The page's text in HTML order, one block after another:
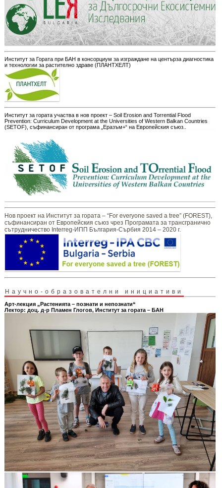
Институт за Гората при БАН в консорциум за изграждане на центърза диагностика
и технологии за растително здраве (ПЛАНТХЕЛТ)
Институт за гората участва в нов проект – Soil Erosion and Torrential Flood
Prevention: Curriculum Development at the Universities of Western Balkan Countries
(SETOF), съфинансиран от програма „Еразъм+“ на Европейския съюз..
Нов проект на Институт за гората – “For everyone saved a tree” (FOREST),
съфинансиран от Европейския съюз чрез Програмата за трансгранично
сътрудничество Interreg-ИПП България-Сърбия 2014 – 2020 г.
Научно-образователни инициативи
Арт-лекция „Растенията – познати и непознати“
Лектор: доц. д-р Пламен Глогов, Институт за гората – БАН